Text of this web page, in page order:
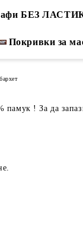
БЕЗ
Покривки за
! За да